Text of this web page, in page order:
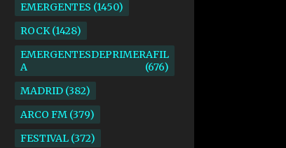
EMERGENTES 1450
ROCK 1428
EMERGENTESDEPRIMERAFIL
A
676
MADRID 382
ARCO FM 379
FESTIVAL 372